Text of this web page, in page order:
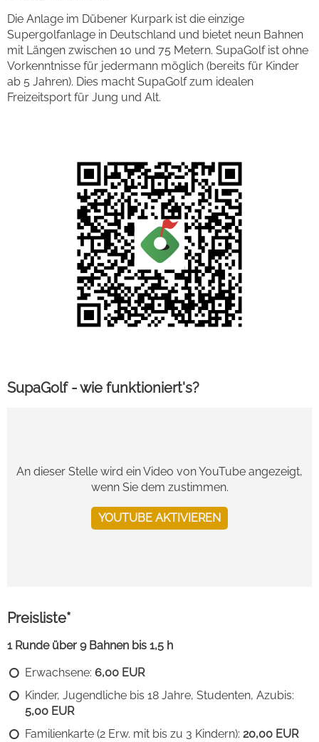
Die Anlage im Dübener Kurpark ist die einzige
Supergolfanlage in Deutschland und bietet neun Bahnen
mit Längen zwischen 10 und 75 Metern. SupaGolf ist ohne
Vorkenntnisse für jedermann möglich (bereits für Kinder
ab 5 Jahren). Dies macht SupaGolf zum idealen
Freizeitsport für Jung und Alt.
SupaGolf - wie funktioniert's?
An dieser Stelle wird ein Video von YouTube angezeigt,
wenn Sie dem zustimmen.
YOUTUBE AKTIVIEREN
Preisliste*
1 Runde über 9 Bahnen bis 1,5 h
Erwachsene: 6,00 EUR
Kinder, Jugendliche bis 18 Jahre, Studenten, Azubis:
5,00 EUR
Familienkarte (2 Erw. mit bis zu 3 Kindern): 20,00 EUR